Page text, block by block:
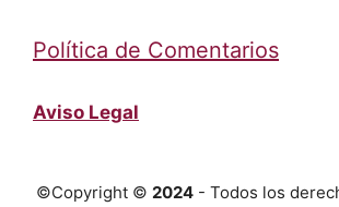
Política de Comentarios
Aviso Legal
©Copyright © 2024- Todos los